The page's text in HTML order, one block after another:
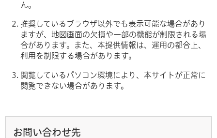
ん。
推奨しているブラウザ以外でも表示可能な場合があり
ますが、地図画面の欠損や一部の機能が制限される場
合があります。また、本提供情報は、運用の都合上、
利用を制限する場合があります。
閲覧しているパソコン環境により、本サイトが正常に
閲覧できない場合があります。
お問い合わせ先